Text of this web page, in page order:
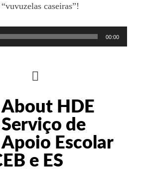
caseiras”!
00:00
AUTHOR
BIO
About HDE
Serviço de
Apoio Escolar
e ES